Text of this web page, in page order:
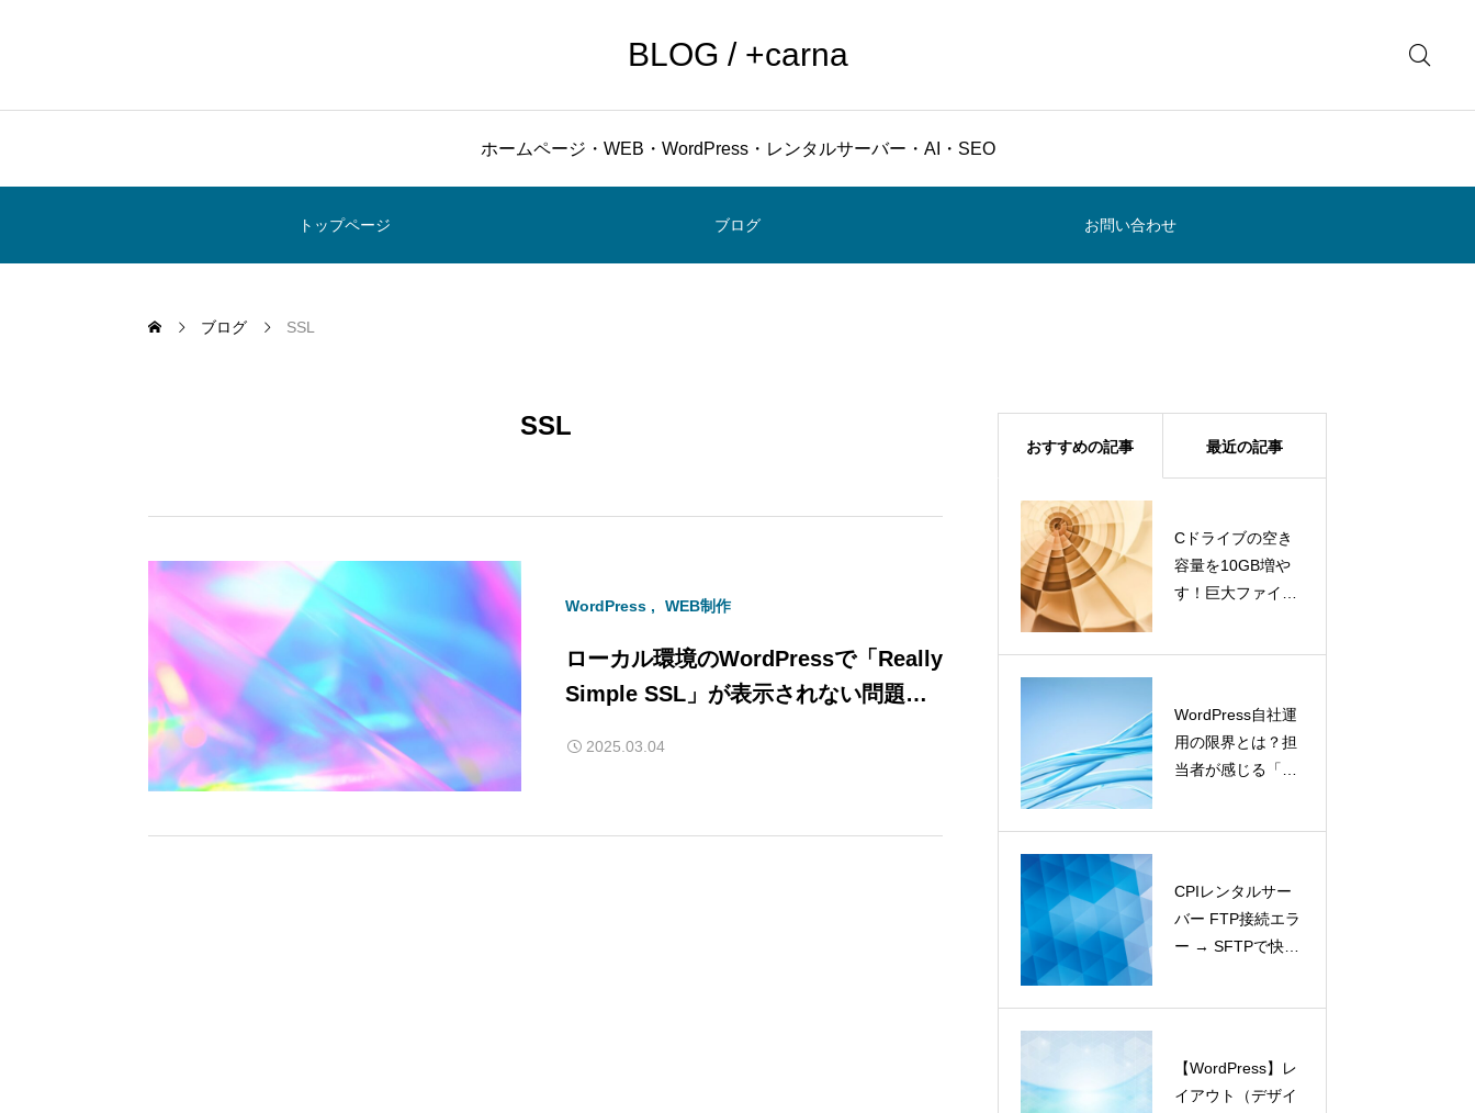
BLOG / +carna
ホームページ・WEB・WordPress・レンタルサーバー・AI・SEO
トップページ ブログ お問い合わせ
ブログ SSL
SSL
WordPress WEB制作
ローカル環境のWordPressで「Really
Simple SSL」が表示されない問題と
2025.03.04
おすすめの記事 最近の記事
Cドライブの空き
容量を10GB増や
す！巨大ファイル
WordPress自社運
用の限界とは？担
当者が感じる「5
CPIレンタルサー
バー FTP接続エラ
ー → SFTPで快適
【WordPress】レ
イアウト（デザイ
WordPress自社
運用の限界と
は？担当者が感
【緊急対応】カ
ラーミーショッ
プでメール送受
【WordPress】
画像が差し替わ
らない…犯人は
録
Cドライブの空
き容量を10GB